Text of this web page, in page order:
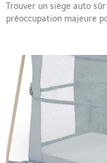
Trouver un siège auto
préoccupation majeure